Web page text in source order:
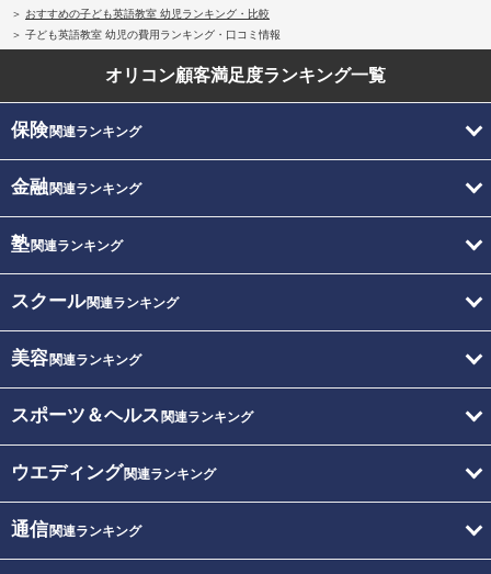
おすすめの子ども英語教室 幼児ランキング・比較
子ども英語教室 幼児の費用ランキング・口コミ情報
オリコン顧客満足度ランキング一覧
保険関連ランキング
金融関連ランキング
塾関連ランキング
スクール関連ランキング
美容関連ランキング
スポーツ＆ヘルス 関連ランキング
ウエディング関連ランキング
通信関連ランキング